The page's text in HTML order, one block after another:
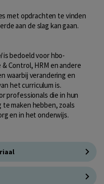
met opdrachten te vinden
aan de slag kan gaan.
is bedoeld voor hbo-
Control, HRM en andere
waarbij verandering en
het curriculum is.
professionals die in hun
maken hebben, zoals
en in het onderwijs.